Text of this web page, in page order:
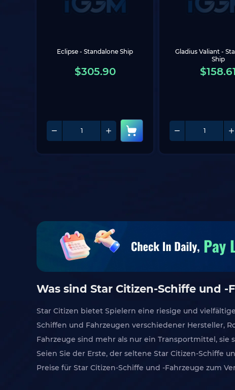
Eclipse - Standalone Ship
$305.90
Gladius Valiant -
Ship
$158.61
Was sind Star Citizen-Schiffe und -
Star Citizen bietet Spielern eine riesige und
Schiffen und Fahrzeugen verschiedener Hersteller,
Fahrzeuge sind mehr als nur ein Transportmittel,
Seien Sie der Erste, der seltene Star Citizen-Schiffe
Preise für Star Citizen-Schiffe und -Fahrzeuge zum